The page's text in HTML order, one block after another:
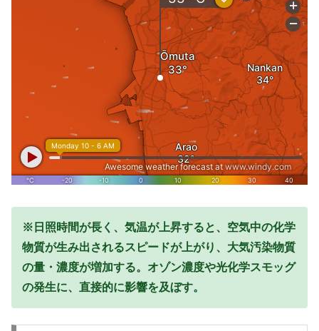
※日照時間が長く、気温が上昇すると、空気中の化学
物質が生み出されるスピードが上がり、大気汚染物質
の量・濃度が増加する。オゾン濃度や光化学スモッグ
の発生に、直接的に影響を及ぼす。